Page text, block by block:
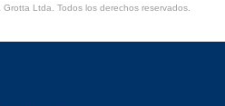
Ltda. Todos los derechos reservados.